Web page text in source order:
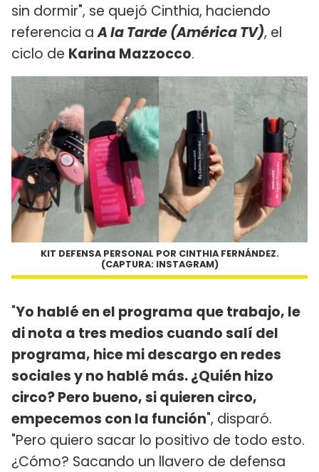
sin dormir", se quejó Cinthia, haciendo
referencia aA la Tarde (América TV), el
ciclo de Karina Mazzocco.
KIT DEFENSA PERSONAL POR CINTHIA FERNÁNDEZ.
(CAPTURA: INSTAGRAM)
"Yo hablé en el programa que trabajo, le
di nota a tres medios cuando salí del
programa, hice mi descargo en redes
sociales y no hablé más. ¿Quién hizo
circo? Pero bueno, si quieren circo,
empecemos con la función", disparó.
"Pero quiero sacar lo positivo de todo esto.
¿Cómo? Sacando un llavero de defensa